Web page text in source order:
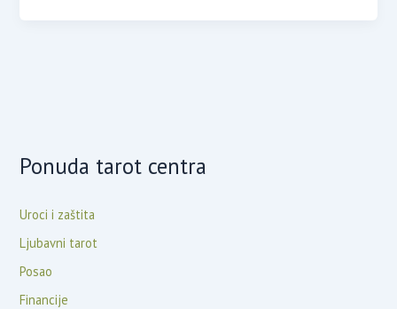
Ponuda tarot centra
Uroci i zaštita
Ljubavni tarot
Posao
Financije